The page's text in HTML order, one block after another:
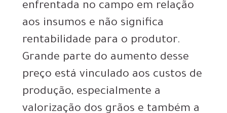
enfrentada no campo em relação
aos insumos e não significa
rentabilidade para o produtor.
Grande parte do aumento desse
preço está vinculado aos custos de
produção, especialmente a
valorização dos grãos e também a